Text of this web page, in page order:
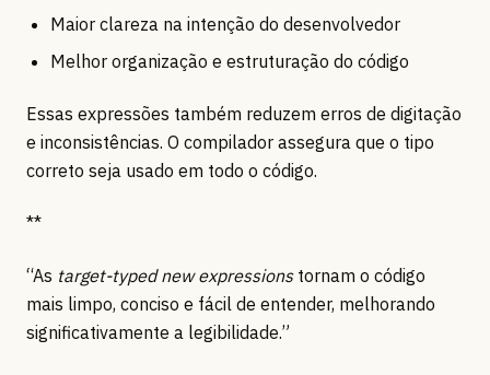
Maior clareza na intenção do desenvolvedor
Melhor organização e estruturação do código
Essas expressões também reduzem erros de digitação
e inconsistências. O compilador assegura que o tipo
correto seja usado em todo o código.
**
“As target-typed new expressionstornam o código
mais limpo, conciso e fácil de entender, melhorando
significativamente a legibilidade.”